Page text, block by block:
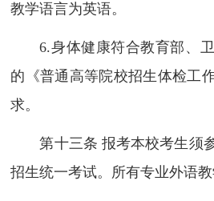
教学语言为英语。
6.身体健康符合教育部、
的《普通高等院校招生体检工
求。
第十三条 报考本校考生须
招生统一考试。所有专业外语教